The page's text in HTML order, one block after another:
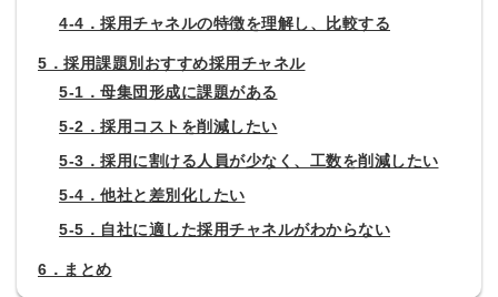
4-4．採用チャネルの特徴を理解し、比較する
5．採用課題別おすすめ採用チャネル
5-1．母集団形成に課題がある
5-2．採用コストを削減したい
5-3．採用に割ける人員が少なく、工数を削減したい
5-4．他社と差別化したい
5-5．自社に適した採用チャネルがわからない
6．まとめ